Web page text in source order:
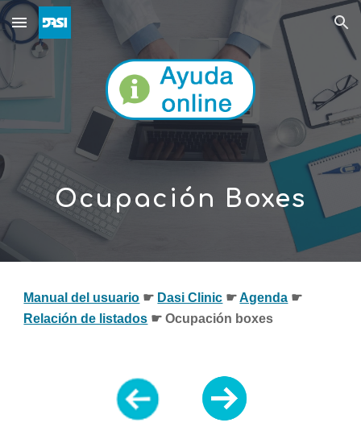
Skip to main content Skip to navigation
Ocupación Boxes
Manual del usuario ☛ Dasi Clinic ☛ Agenda
Relación de listados ☛ Ocupación boxes